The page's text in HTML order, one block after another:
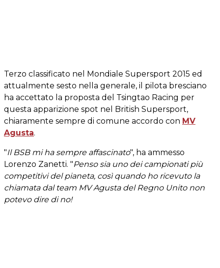
Terzo classificato nel Mondiale Supersport 2015 ed
attualmente sesto nella generale, il pilota bresciano
ha accettato la proposta del Tsingtao Racing per
questa apparizione spot nel British Supersport,
chiaramente sempre di comune accordo con MV
Agusta.
"Il BSB mi ha sempre affascinato", ha ammesso
Lorenzo Zanetti. "Penso sia uno dei campionati più
competitivi del pianeta, così quando ho ricevuto la
chiamata dal team MV Agusta del Regno Unito non
potevo dire di no!